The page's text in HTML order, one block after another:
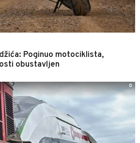
Poginuo motociklista,
obustavljen
0